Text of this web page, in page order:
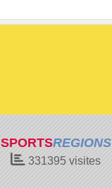
SPORTSREGIONS
331395 visites